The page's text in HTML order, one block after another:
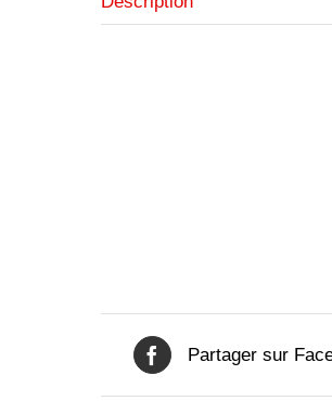
Partager sur